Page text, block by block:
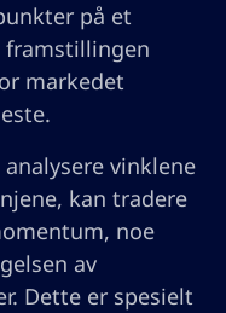
på et
framstillingen
markedet
analysere vinklene
kan tradere
noe
av
Dette er spesielt